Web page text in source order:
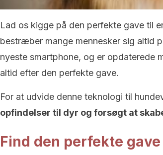
Lad os kigge på den perfekte gave til
bestræber mange mennesker sig altid
nyeste smartphone, og er opdaterede
altid efter den perfekte gave.
For at udvide denne teknologi til
opfindelser til dyr og forsøgt at
Find den perfekte